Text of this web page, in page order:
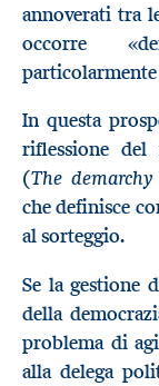
annoverati tra
occorre
In questa
riflessione del
(The
che definisce
al sorteggio.
Se la gestione
della
problema di
alla delega